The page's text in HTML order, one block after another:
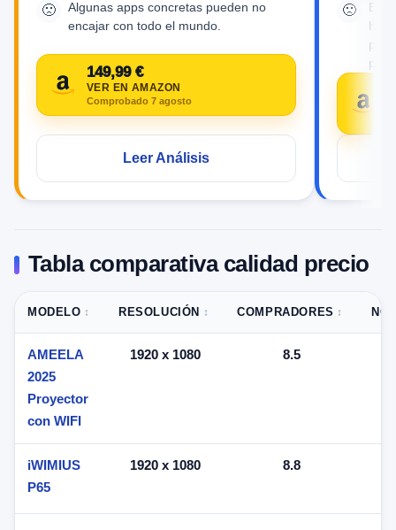
🙁
Algunas apps concretas pueden no
encajar con todo el mundo.
149,99 €
VER EN AMAZON
Comprobado 7 agosto
Leer Análisis
🙁
El
Tabla comparativa calidad precio
MODELO RESOLUCIÓN COMPRADORES
AMEELA
2025
Proyector
con WIFI
1920 x 1080 8.5
iWIMIUS
P65
1920 x 1080 8.8